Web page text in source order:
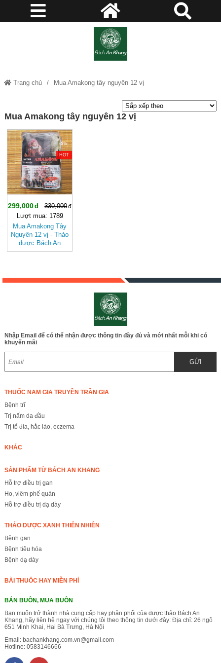
Trang chủ Mua Amakong tây nguyên 12 vị
Mua Amakong tây nguyên 12 vị
-9%
HOT
299,000
330,000
Lượt mua: 1789
Mua Amakong Tây
Nguyên 12 vị - Thảo
dược Bách An
Khang - JD054
Nhập Email để có thể nhận được thông tin đầy đủ và mới nhất mỗi khi có
khuyến mãi
GỬI
THUỐC NAM GIA TRUYỀN TRẦN GIA
Bệnh trĩ
Trị nấm da đầu
Trị tổ đỉa, hắc lào, eczema
KHÁC
SẢN PHẨM TỪ BÁCH AN KHANG
Hỗ trợ điều trị gan
Ho, viêm phế quản
Hỗ trợ điều trị dạ dày
THẢO DƯỢC XANH THIÊN NHIÊN
Bệnh gan
Bệnh tiêu hóa
Bệnh dạ dày
BÀI THUỐC HAY MIỄN PHÍ
BÁN BUÔN, MUA BUÔN
Bạn muốn trở thành nhà cung cấp hay phân phối của dược thảo Bách An
Khang, hãy liên hệ ngay với chúng tôi theo thông tin dưới đây: Địa chỉ: 26 ngõ
651 Minh Khai, Hai Bà Trưng, Hà Nội
Email: bachankhang.com.vn@gmail.com
Hotline: 0583146666